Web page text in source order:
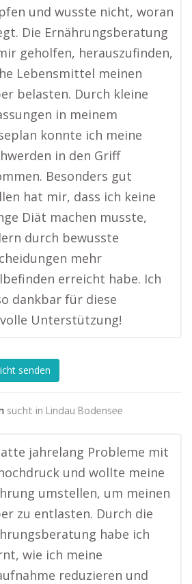
und wusste nicht, woran
Die Ernährungsberatung
geholfen, herauszufinden,
Lebensmittel meinen
belasten. Durch kleine
in meinem
konnte ich meine
in den Griff
Besonders gut
hat mir, dass ich keine
Diät machen musste,
durch bewusste
mehr
erreicht habe. Ich
dankbar für diese
Unterstützung!
senden
sucht in Lindau Bodensee
jahrelang Probleme mit
und wollte meine
umstellen, um meinen
zu entlasten. Durch die
habe ich
wie ich meine
reduzieren und